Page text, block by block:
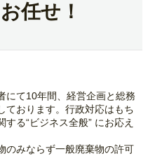
任せ！
にて10年間、経営企画と総務
ております。行政対応はもち
る“ビジネス全般” にお応え
のみならず一般廃棄物の許可